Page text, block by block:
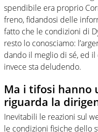
spendibile era proprio
freno, fidandosi delle
fatto che le condizioni di
resto lo conosciamo:
dando il meglio di sé, ed il
invece sta deludendo.
Ma i tifosi hanno
riguarda la
Inevitabili le reazioni sul
le condizioni fisiche dello